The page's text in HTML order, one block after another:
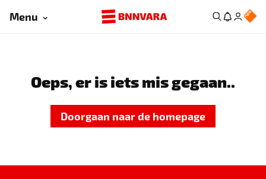
Menu
Oeps, er is iets mis gegaan..
Doorgaan naar de homepage